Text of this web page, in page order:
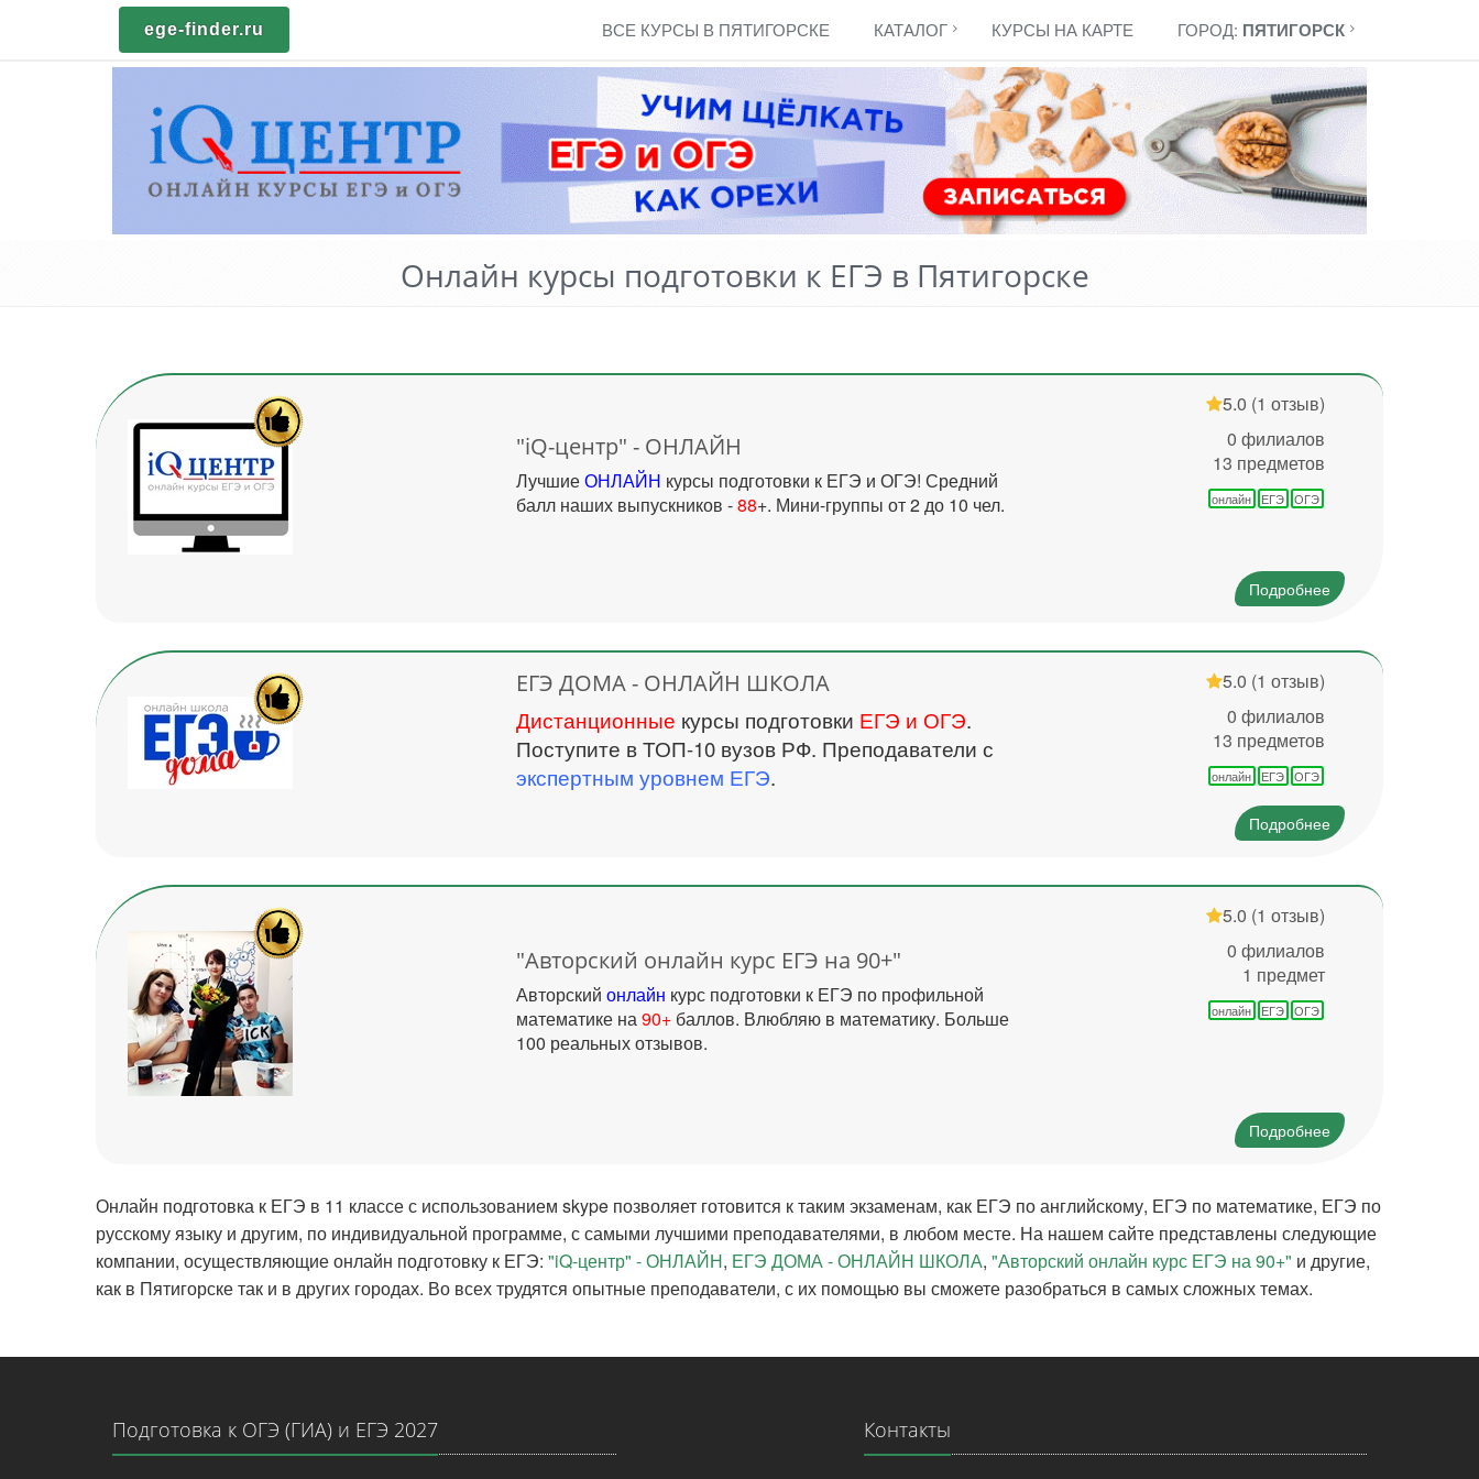
ege-finder.ru ВСЕ КУРСЫ В ПЯТИГОРСКЕ КАТАЛОГ КУРСЫ НА КАРТЕ ГОРОД: ПЯТИГОРСК
Онлайн курсы подготовки к ЕГЭ в Пятигорске
5.0 (1 отзыв)
0 филиалов
13 предметов
онлайн ЕГЭ ОГЭ
"iQ-центр" - ОНЛАЙН
ЛучшиеОНЛАЙН курсы подготовки к ЕГЭ и ОГЭ! Средний
балл наших выпускников -88+. Мини-группы от 2 до 10 чел.
Подробнее
5.0 (1 отзыв)
0 филиалов
13 предметов
онлайн ЕГЭ ОГЭ
ЕГЭ ДОМА - ОНЛАЙН ШКОЛА
Дистанционные курсы подготовки ЕГЭ и ОГЭ.
Поступите в ТОП-10 вузов РФ. Преподаватели с
экспертным уровнем ЕГЭ.
Подробнее
5.0 (1 отзыв)
0 филиалов
1 предмет
онлайн ЕГЭ ОГЭ
"Авторский онлайн курс ЕГЭ на 90+"
Авторскийонлайн курс подготовки к ЕГЭ по профильной
математике на90+ баллов. Влюбляю в математику. Больше
100 реальных отзывов.
Подробнее
Онлайн подготовка к ЕГЭ в 11 классе с использованием skype позволяет готовится к таким экзаменам, как ЕГЭ по английскому, ЕГЭ по математике, ЕГЭ по
русскому языку и другим, по индивидуальной программе, с самыми лучшими преподавателями, в любом месте. На нашем сайте представлены следующие
компании, осуществляющие онлайн подготовку к ЕГЭ: "iQ-центр" - ОНЛАЙН, ЕГЭ ДОМА - ОНЛАЙН ШКОЛА, "Авторский онлайн курс ЕГЭ на 90+" и другие,
как в Пятигорске так и в других городах. Во всех трудятся опытные преподаватели, с их помощью вы сможете разобраться в самых сложных темах.
Подготовка к ОГЭ (ГИА) и ЕГЭ 2027 Контакты